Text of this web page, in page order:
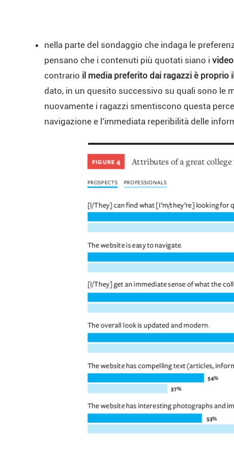
nella parte del sondaggio che indaga le
pensano che i contenuti più quotati siano i
contrario il media preferito dai ragazzi è proprio
dato, in un quesito successivo su quali sono le
nuovamente i ragazzi smentiscono questa
navigazione e l’immediata reperibilità delle